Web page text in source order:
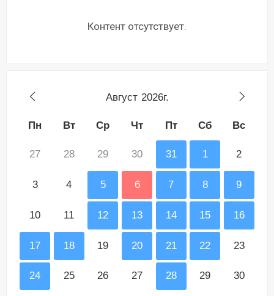
Контент отсутствует.
Август 2026г.
Пн Вт Ср Чт Пт Сб Вс
27 28 29 30 31 1 2
3 4 5 6 7 8 9
10 11 12 13 14 15 16
17 18 19 20 21 22 23
24 25 26 27 28 29 30